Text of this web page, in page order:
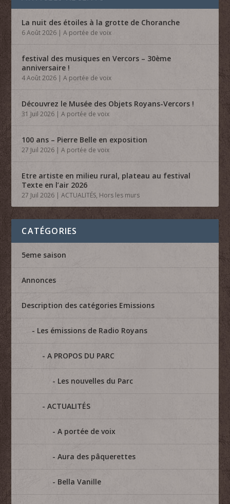
La nuit des étoiles à la grotte de Choranche
6 Août 2026 |A portée de voix
festival des musiques en Vercors – 30ème
anniversaire !
4 Août 2026 |A portée de voix
Découvrez le Musée des Objets Royans-Vercors !
31 Juil 2026 |A portée de voix
100 ans – Pierre Belle en exposition
27 Juil 2026 |A portée de voix
Etre artiste en milieu rural, plateau au festival
Texte en l’air 2026
27 Juil 2026 |ACTUALITÉS, Hors les murs
CATÉGORIES
5eme saison
Annonces
Description des catégories Emissions
Les émissions de Radio Royans
A PROPOS DU PARC
Les nouvelles du Parc
ACTUALITÉS
A portée de voix
Aura des pâquerettes
Bella Vanille